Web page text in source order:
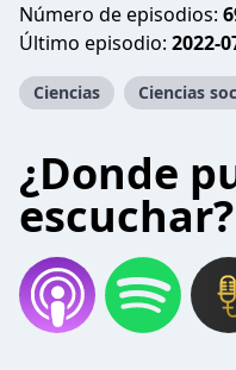
Número de episodios:
Último episodio: 2022-
Ciencias Ciencias
¿Donde
escuchar?